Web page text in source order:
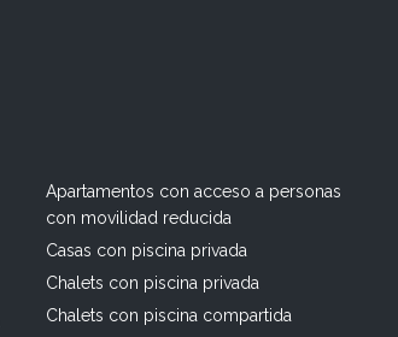
Apartamentos con acceso a personas
con movilidad reducida
Casas con piscina privada
Chalets con piscina privada
Chalets con piscina compartida